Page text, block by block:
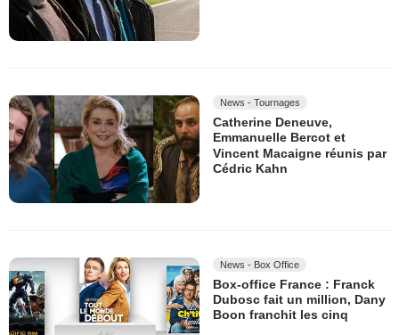
News - Tournages
Catherine Deneuve,
Emmanuelle Bercot et
Vincent Macaigne réunis par
Cédric Kahn
News - Box Office
Box-office France : Franck
Dubosc fait un million, Dany
Boon franchit les cinq